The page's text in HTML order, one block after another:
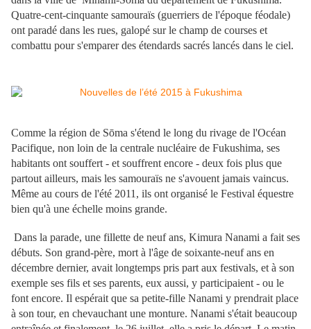
Quatre-cent-cinquante samouraïs (guerriers de l'époque féodale)
ont paradé dans les rues, galopé sur le champ de courses et
combattu pour s'emparer des étendards sacrés lancés dans le ciel.
Comme la région de Sōma s'étend le long du rivage de l'Océan
Pacifique, non loin de la centrale nucléaire de Fukushima, ses
habitants ont souffert - et souffrent encore - deux fois plus que
partout ailleurs, mais les samouraïs ne s'avouent jamais vaincus.
Même au cours de l'été 2011, ils ont organisé le Festival équestre
bien qu'à une échelle moins grande.
Dans la parade, une fillette de neuf ans, Kimura Nanami a fait ses
débuts. Son grand-père, mort à l'âge de soixante-neuf ans en
décembre dernier, avait longtemps pris part aux festivals, et à son
exemple ses fils et ses parents, eux aussi, y participaient - ou le
font encore. Il espérait que sa petite-fille Nanami y prendrait place
à son tour, en chevauchant une monture. Nanami s'était beaucoup